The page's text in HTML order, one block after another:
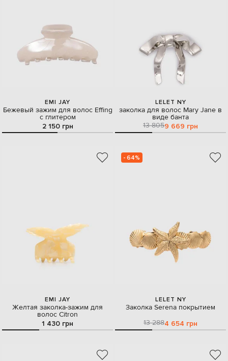
EMI JAY
Бежевый зажим для волос Effing
с глитером
2 150 грн
LELET NY
заколка для волос Mary Jane в
виде банта
13 8059 669 грн
EMI JAY
Желтая заколка-зажим для
волос Citron
1 430 грн
- 64%
LELET NY
Заколка Serena покрытием
13 2884 654 грн